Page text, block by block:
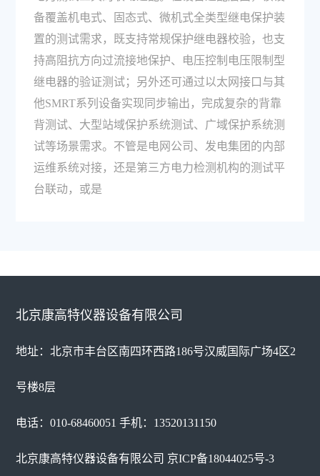
备覆盖机电式、固态式、微机式全类型继电保护装
置的测试需求，既支持常规保护继电器校验，也支
持高阻抗方向过流接地保护、电压控制电压限制型
继电器的验证测试；另外还可通过以太网接口与其
他SMRT系列设备实现同步输出，完成复杂的背靠
背测试、大型站域保护系统测试、广域保护系统测
试等场景需求。不管是电网公司、发电集团的内部
运维系统对接，还是第三方电力检测机构的测试平
台联动，或是
北京康高特仪器设备有限公司
地址：北京市丰台区南四环西路186号汉威国际广场4区2
号楼8层
电话：010-68460051 手机：13520131150
北京康高特仪器设备有限公司 京ICP备18044025号-3